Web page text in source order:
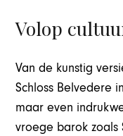
Volop
Van de kunstig
Schloss Belvedere
maar even
vroege barok zoals